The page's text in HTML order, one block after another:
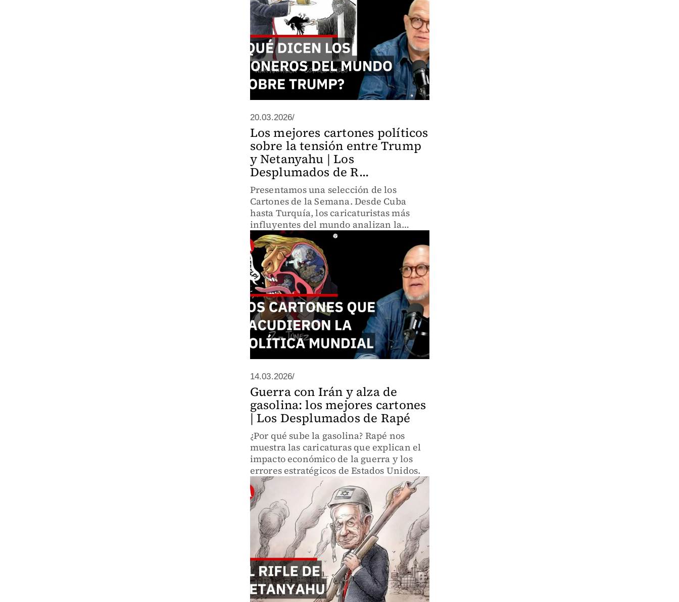
20.03.2026/
Los mejores cartones políticos
sobre la tensión entre Trump
y Netanyahu | Los
Desplumados de R...
Presentamos una selección de los
Cartones de la Semana. Desde Cuba
hasta Turquía, los caricaturistas más
influyentes del mundo analizan la
figura de Donald Trump, su política
exterior en el Estrecho de Ormuz.
14.03.2026/
Guerra con Irán y alza de
gasolina: los mejores cartones
| Los Desplumados de Rapé
¿Por qué sube la gasolina? Rapé nos
muestra las caricaturas que explican el
impacto económico de la guerra y los
errores estratégicos de Estados Unidos.